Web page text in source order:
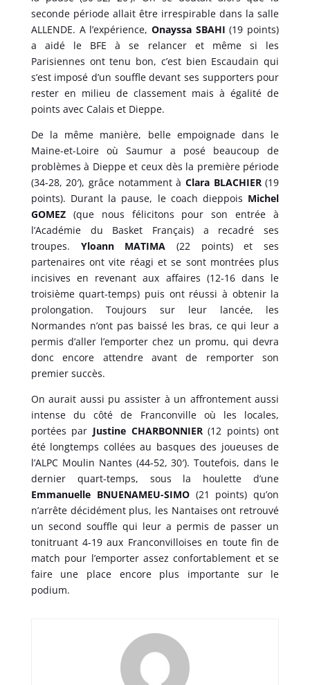
seconde période allait être irrespirable dans la salle
ALLENDE. A l’expérience, Onayssa SBAHI (19 points)
a aidé le BFE à se relancer et même si les
Parisiennes ont tenu bon, c’est bien Escaudain qui
s’est imposé d’un souffle devant ses supporters pour
rester en milieu de classement mais à égalité de
points avec Calais et Dieppe.
De la même manière, belle empoignade dans le
Maine-et-Loire où Saumur a posé beaucoup de
problèmes à Dieppe et ceux dès la première période
(34-28, 20′), grâce notamment à Clara BLACHIER(19
points). Durant la pause, le coach dieppois Michel
GOMEZ(que nous félicitons pour son entrée à
l’Académie du Basket Français) a recadré ses
troupes. Yloann MATIMA (22 points) et ses
partenaires ont vite réagi et se sont montrées plus
incisives en revenant aux affaires (12-16 dans le
troisième quart-temps) puis ont réussi à obtenir la
prolongation. Toujours sur leur lancée, les
Normandes n’ont pas baissé les bras, ce qui leur a
permis d’aller l’emporter chez un promu, qui devra
donc encore attendre avant de remporter son
premier succès.
On aurait aussi pu assister à un affrontement aussi
intense du côté de Franconville où les locales,
portées par Justine CHARBONNIER(12 points) ont
été longtemps collées au basques des joueuses de
l’ALPC Moulin Nantes (44-52, 30′). Toutefois, dans le
dernier quart-temps, sous la houlette d’une
Emmanuelle BNUENAMEU-SIMO(21 points) qu’on
n’arrête décidément plus, les Nantaises ont retrouvé
un second souffle qui leur a permis de passer un
tonitruant 4-19 aux Franconvilloises en toute fin de
match pour l’emporter assez confortablement et se
faire une place encore plus importante sur le
podium.